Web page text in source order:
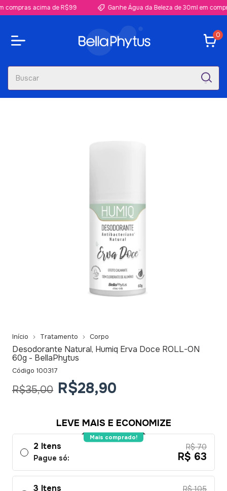
acima de R$99 Ganhe Água da Beleza de 30ml em compras
0
Início Tratamento Corpo
Desodorante Natural, Humiq Erva Doce ROLL-ON
60g - BellaPhytus
Código 100317
R$35,00 R$28,90
LEVE MAIS E ECONOMIZE
2 Itens
Pague só:
R$ 70
R$ 63
Mais comprado!
3 Itens R$ 105